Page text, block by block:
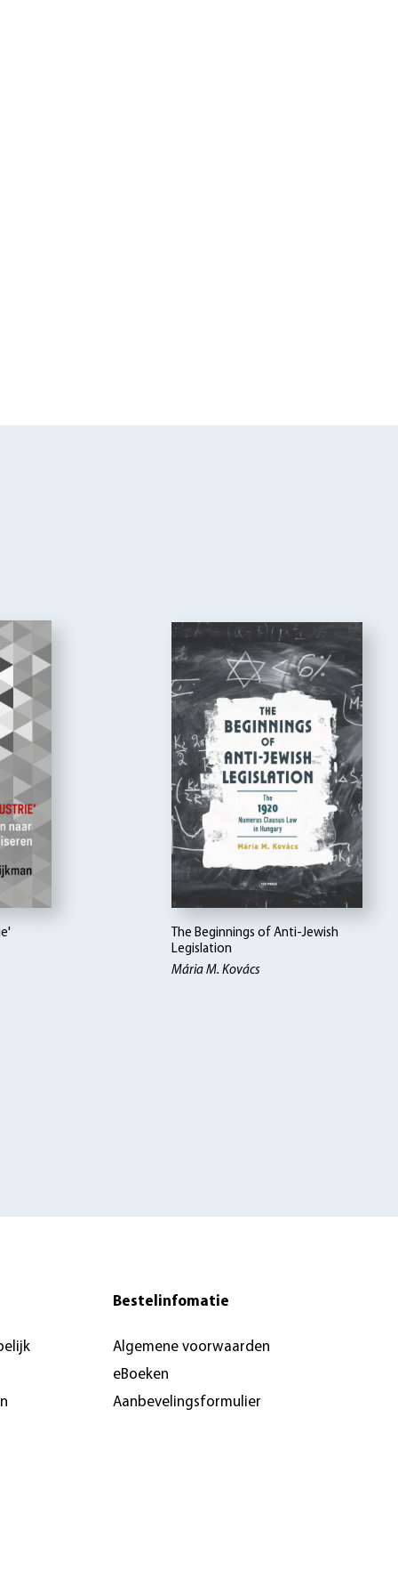
The Beginnings of Anti-Jewish
Legislation
Mária M. Kovács
Bestelinfomatie
Algemene voorwaarden
eBoeken
Aanbevelingsformulier